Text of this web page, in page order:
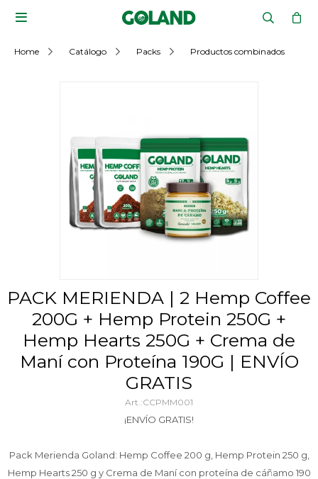

Home Catálogo Packs Productos combinados
PACK MERIENDA | 2 Hemp Coffee
200G + Hemp Protein 250G +
Hemp Hearts 250G + Crema de
Maní con Proteína 190G | ENVÍO
GRATIS
CCPMM001
¡ENVÍO GRATIS!
Pack Merienda Goland: Hemp Coffee 200 g, Hemp Protein 250 g,
Hemp Hearts 250 g y Crema de Maní con proteína de cáñamo 190